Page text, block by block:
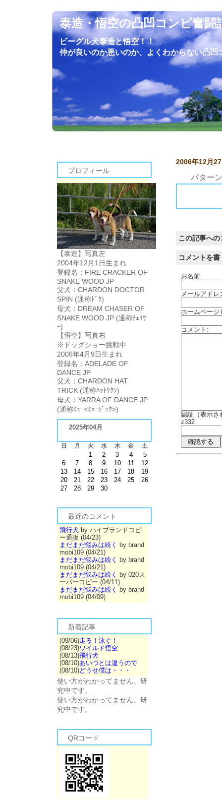
泰造・悟空の凸凹コンビ奮闘
ビーグル犬泰造と悟空！！
仲が良いのか悪いのか、よくわからない凸凹
プロフィール
【泰造】写真左
2004年12月1日生まれ
登録名：FIRE CRACKER OF
SNAKE WOOD JP
父犬：CHARDON DOCTOR
SPIN (通称ﾄﾞｸ)
母犬：DREAM CHASER OF
SNAKE WOOD JP (通称ﾁｪｲｻ
ｰ)
【悟空】写真右
※ドッグショー挑戦中
2006年4月9日生まれ
登録名：ADELADE OF
DANCE JP
父犬：CHARDON HAT
TRICK (通称ﾊｯﾄﾘｸﾝ)
母犬：YARRA OF DANCE JP
(通称ﾐｭｰ<ﾐｭｰｼﾞｯｸ>)
2025年04月
日 月 火 水 木 金 土
1 2 3 4
5
6
7 8 9 10 11
12
13
14 15 16 17 18
19
20
21 22 23 24 25
26
27
28 29 30
最近のコメント
飛行犬 by ハイブランドコピ
ー通販 (04/23)
まだまだ悩みは続く
by brand
mobi109 (04/21)
まだまだ悩みは続く
by brand
mobi109 (04/21)
まだまだ悩みは続く
by 020ス
ーパーコピー (04/11)
まだまだ悩みは続く
by brand
mobi109 (04/09)
新着記事
(09/06)走る！泳ぐ！
(08/23)ワイルド悟空
(08/13)飛行犬
(08/10)あいつとは違うので
(08/10)どうせ僕は・・・
使い方がわかってません。研
究中です。
使い方がわかってません。研
究中です。
QRコード
2006年12月
パターン
この記事への
コメントを書
お名前:
メールアド
ホームページ
コメント:
認証（表示さ
z332